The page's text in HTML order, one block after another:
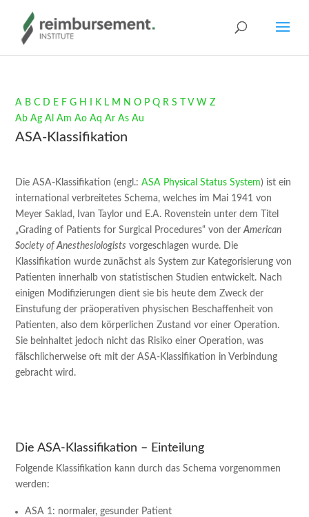
A B C D E F G H K L M N O P Q R S V W Z
Ab Ag Al Am Ao Aq Ar As Au
ASA-Klassifikation
Die ASA-Klassifikation (engl.:ASA Physical Status System) ist ein
international verbreitetes Schema, welches im Mai 1941 von
Meyer Saklad, Ivan Taylor und E.A. Rovenstein unter dem Titel
„Grading of Patients for Surgical Procedures“ von derAmerican
Society ofAnesthesiologists vorgeschlagen wurde. Die
Klassifikation wurde zunächst als System zur Kategorisierung von
Patienten innerhalb von statistischen Studien entwickelt. Nach
einigen Modifizierungen dient sie bis heute dem Zweck der
Einstufung der präoperativen physischen Beschaffenheit von
Patienten, also dem körperlichen Zustand vor einer Operation.
Sie beinhaltet jedoch nicht das Risiko einer Operation, was
fälschlicherweise oft mit der ASA-Klassifikation in Verbindung
gebracht wird.
Die ASA-Klassifikation – Einteilung
Folgende Klassifikation kann durch das Schema vorgenommen
werden:
ASA 1: normaler, gesunder Patient